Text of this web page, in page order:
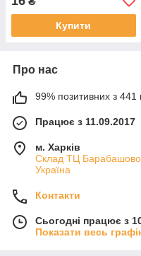
Купити
Про нас
99% позитивних з 441
Працює з 11.09.2017
м. Харків
Склад ТЦ
Україна
Контакти
Сьогодні працює з
Показати весь